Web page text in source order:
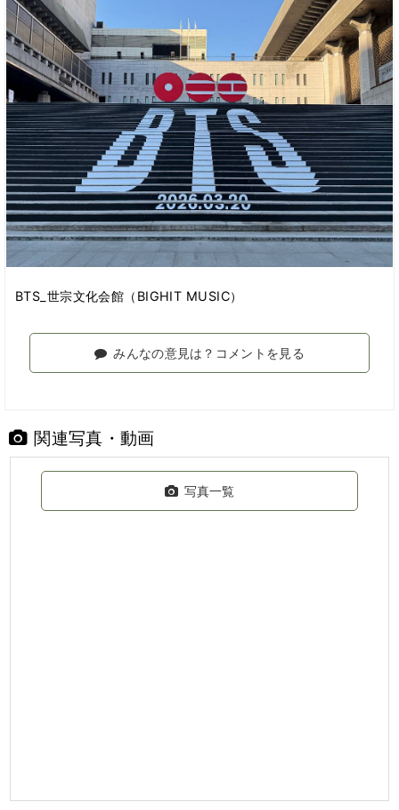
BTS_世宗文化会館（BIGHIT MUSIC）
みんなの意見は？コメントを見る
関連写真・動画
写真一覧